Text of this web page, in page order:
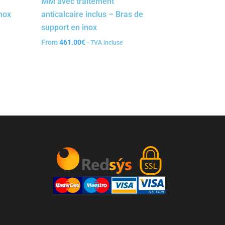
anticalcaire inclus – Bras de
support en inox
From 461.00€ - TVA incluse